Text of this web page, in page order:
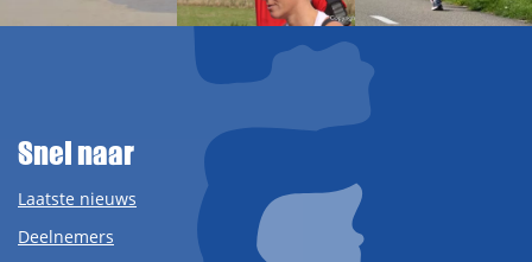
Snel naar
Laatste nieuws
Deelnemers